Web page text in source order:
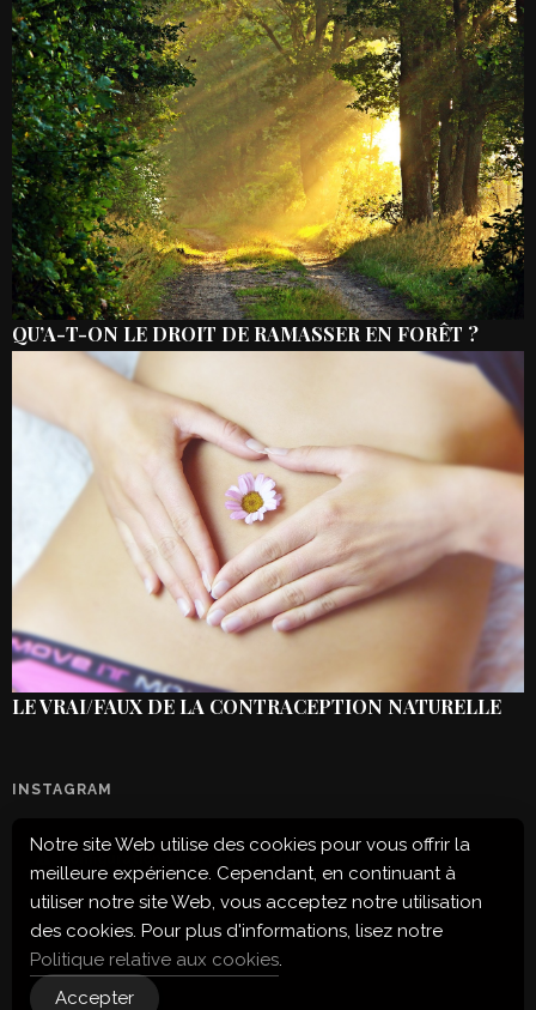
QU’A-T-ON LE DROIT DE RAMASSER EN FORÊT ?
LE VRAI/FAUX DE LA CONTRACEPTION NATURELLE
INSTAGRAM
Configuration error or no pictures...
Notre site Web utilise des cookies pour vous offrir la
meilleure expérience. Cependant, en continuant à
utiliser notre site Web, vous acceptez notre utilisation
des cookies. Pour plus d'informations, lisez notre
Politique relative aux cookies.
Accepter